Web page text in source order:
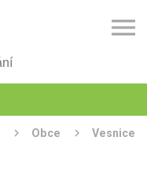

Obce Vesnice